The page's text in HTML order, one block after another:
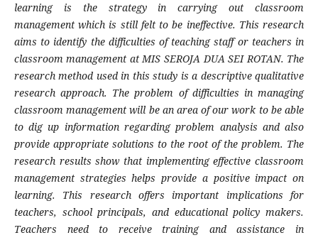
learning is the strategy in carrying out classroom
management which is still felt to be ineffective. This research
aims to identify the difficulties of teaching staff or teachers in
classroom management at MIS SEROJA DUA SEI ROTAN. The
research method used in this study is a descriptive qualitative
research approach. The problem of difficulties in managing
classroom management will be an area of ​​our work to be able
to dig up information regarding problem analysis and also
provide appropriate solutions to the root of the problem. The
research results show that implementing effective classroom
management strategies helps provide a positive impact on
learning. This research offers important implications for
teachers, school principals, and educational policy makers.
Teachers need to receive training and assistance in